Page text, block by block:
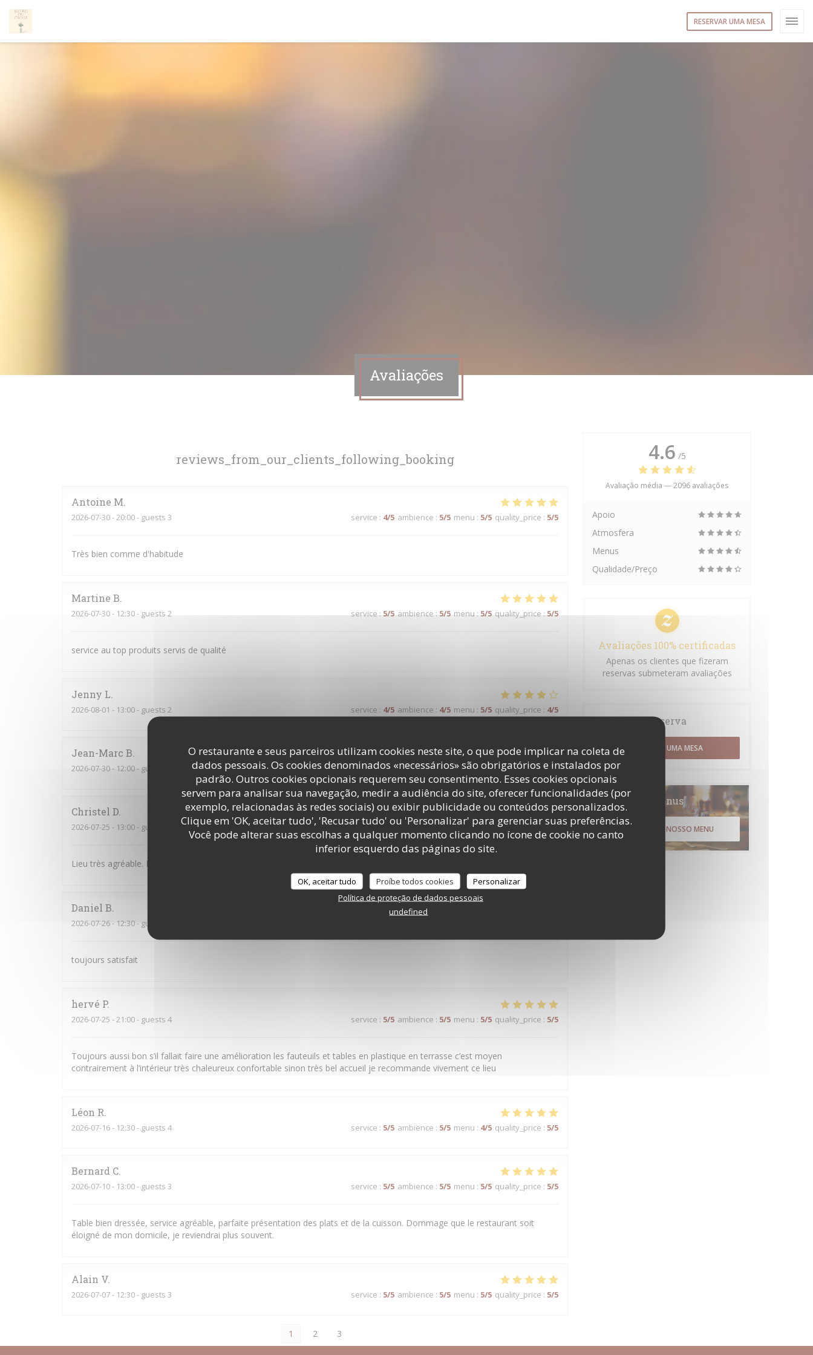
O restaurante e seus parceiros utilizam cookies neste site, o que pode implicar na coleta de
dados pessoais. Os cookies denominados «necessários» são obrigatórios e instalados por
padrão. Outros cookies opcionais requerem seu consentimento. Esses cookies opcionais
servem para analisar sua navegação, medir a audiência do site, oferecer funcionalidades (por
exemplo, relacionadas às redes sociais) ou exibir publicidade ou conteúdos personalizados.
Clique em 'OK, aceitar tudo', 'Recusar tudo' ou 'Personalizar' para gerenciar suas preferências.
Você pode alterar suas escolhas a qualquer momento clicando no ícone de cookie no canto
inferior esquerdo das páginas do site.
OK, aceitar tudo Proíbe todos cookies
Personalizar
Política de proteção de dados pessoais
undefined
RESERVAR UMA MESA
Avaliações
reviews_from_our_clients_following_booking
Antoine M
2026-07-30- 20:00 - guests 3 service : 4/5 ambience : 5/5 menu : 5/5 quality_price : 5/5
Très bien comme d'habitude
Martine B
2026-07-30- 12:30 - guests 2 service : 5/5 ambience : 5/5 menu : 5/5 quality_price : 5/5
service au top produits servis de qualité
Jenny L
2026-08-01 - 13:00 - guests 2 service : 4/5 ambience : 4/5 menu : 5/5 quality_price : 4/5
Jean-Marc B
2026-07-30- 12:00 - guests 4 service:4/5 ambience:4/5 menu: 5/5 quality_price :3 /5
Christel D
2026-07-25 - 13:00 - guests 3 service:5 /5 ambience: 5/5 menu: 4/5 quality_price 4/5
Lieu très agréable. Personnel souriant et à l’écoute. Très belle expérience.
Daniel B
2026-07-26- 12:30 - guests 2
toujours satisfait
hervé P
2026-07-25 - 21:00 - guests 4 service : 5/5 ambience : 5/5 menu : 5/5 quality_price : 5/5
Toujours aussi bon s’il fallait faire une amélioration les fauteuils et tables en plastique en terrasse c’est moyen
contrairement à l’intérieur très chaleureux confortable sinon très bel accueil je recommande vivement ce lieu
Léon R
2026-07-16- 12:30 - guests 4 service : 5/5 ambience : 5/5 menu : 4/5 quality_price : 5/5
Bernard C
2026-07-10- 13:00 - guests 3 service : 5/5 ambience : 5/5 menu : 5/5 quality_price : 5/5
Table bien dressée, service agréable, parfaite présentation des plats et de la cuisson. Dommage que le restaurant soit
éloigné de mon domicile, je reviendrai plus souvent.
Alain V
2026-07-07- 12:30 - guests 3 service : 5/5 ambience : 5/5 menu : 5/5 quality_price : 5/5
1 2 3
4.6 /5
Avaliação média —2096 avaliações
Apoio
Atmosfera
Menus
Qualidade/Preço
Avaliações 100% certificadas
Apenas os clientes que fizeram
reservas submeteram avaliações
Reserva
RESERVAR UMA MESA
Menus
DESCUBRA O NOSSO MENU